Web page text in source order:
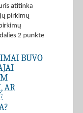
atitinka
pirkimų
2 punkte
BUVO
AR